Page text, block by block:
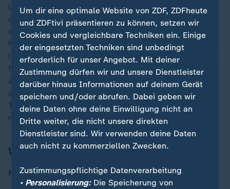
Lagerung von Drohnen der Hisbollah-Miliz in Vororten
der libanesischen Hauptstadt Beirut sowie im Süden
des Nachbarlandes angegriffen. Trotz der seit
November geltenden Waffenruhe arbeite die
libanesische Hisbollah-Miliz "unter der Leitung und mit
finanzieller Unterstützung iranischer Terrorfunktionäre
an der Herstellung von Tausenden von Drohnen", teilte
das israelische Militär in der Nacht auf seinem
Telegram-Kanal mit. Die Angaben ließen sich zunächst
nicht unabhängig überprüfen.
Was heute noch wichtig ist
Nach Merz-Besuch bei Trump
Um dir eine optimale Website von ZDF, ZDFheute
und ZDFtivi präsentieren zu können, setzen wir
Cookies und vergleichbare Techniken ein. Einige
der eingesetzten Techniken sind unbedingt
erforderlich für unser Angebot. Mit deiner
Zustimmung dürfen wir und unsere Dienstleister
darüber hinaus Informationen auf deinem Gerät
speichern und/oder abrufen. Dabei geben wir
deine Daten ohne deine Einwilligung nicht an
Dritte weiter, die nicht unsere direkten
Dienstleister sind. Wir verwenden deine Daten
auch nicht zu kommerziellen Zwecken.
Zustimmungspflichtige Datenverarbeitung
• Personalisierung:Die Speicherung von